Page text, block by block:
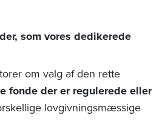
som vores dedikerede
om valg af den rette
fondeder er regulerede eller
lovgivningsmæssige